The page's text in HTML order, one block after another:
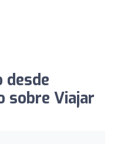
desde
sobre Viajar